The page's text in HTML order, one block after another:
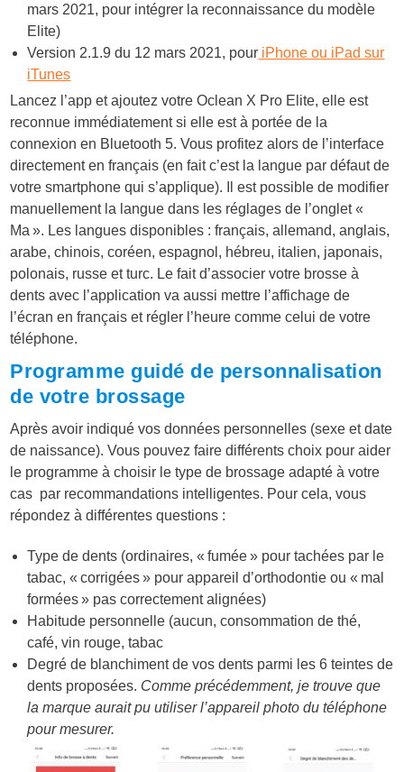
mars 2021, pour intégrer la reconnaissance du modèle
Elite)
Version 2.1.9 du 12 mars 2021, pour iPhone ou iPad sur
iTunes
Lancez l’app et ajoutez votre Oclean X Pro Elite, elle est
reconnue immédiatement si elle est à portée de la
connexion en Bluetooth 5. Vous profitez alors de l’interface
directement en français (en fait c’est la langue par défaut de
votre smartphone qui s’applique). Il est possible de modifier
manuellement la langue dans les réglages de l’onglet «
Ma ». Les langues disponibles : français, allemand, anglais,
arabe, chinois, coréen, espagnol, hébreu, italien, japonais,
polonais, russe et turc. Le fait d’associer votre brosse à
dents avec l’application va aussi mettre l’affichage de
l’écran en français et régler l’heure comme celui de votre
téléphone.
Programme guidé de personnalisation
de votre brossage
Après avoir indiqué vos données personnelles (sexe et date
de naissance). Vous pouvez faire différents choix pour aider
le programme à choisir le type de brossage adapté à votre
cas par recommandations intelligentes. Pour cela, vous
répondez à différentes questions :
Type de dents (ordinaires, « fumée » pour tachées par le
tabac, « corrigées » pour appareil d’orthodontie ou « mal
formées » pas correctement alignées)
Habitude personnelle (aucun, consommation de thé,
café, vin rouge, tabac
Degré de blanchiment de vos dents parmi les 6 teintes de
dents proposées. Comme précédemment, je trouve que
la marque aurait pu utiliser l’appareil photo du téléphone
pour mesurer.